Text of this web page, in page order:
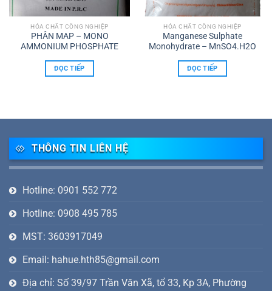
HÓA CHẤT CÔNG NGHIỆP
PHÂN MAP – MONO
AMMONIUM PHOSPHATE
ĐỌC TIẾP
HÓA CHẤT CÔNG NGHIỆP
Manganese Sulphate
Monohydrate – MnSO4.H2O
ĐỌC TIẾP
THÔNG TIN LIÊN HỆ
Hotline: 0901 552 772
Hotline: 0908 495 785
MST: 3603917049
Email: hahue.hth85@gmail.com
Địa chỉ: Số 39/97 Trần Văn Xã, tổ 33, Kp 3A, Phường